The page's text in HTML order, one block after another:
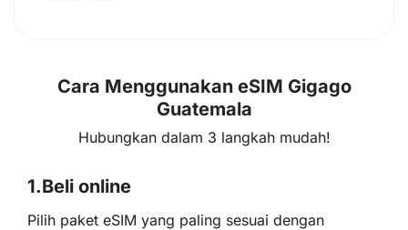
Cara Menggunakan eSIM Gigago
Guatemala
Hubungkan dalam 3 langkah mudah!
1.Beli online
Pilih paket eSIM yang paling sesuai dengan